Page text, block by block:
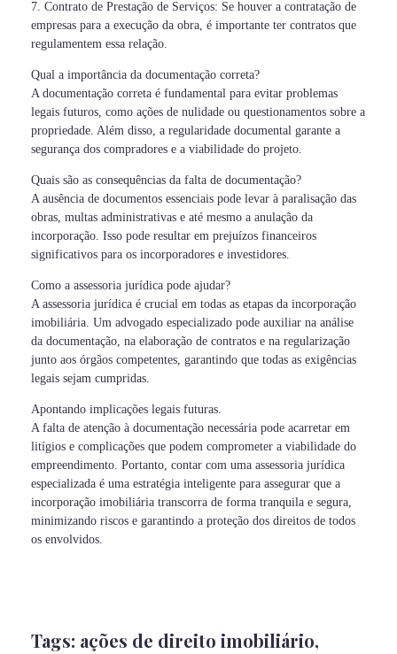
7. Contrato de Prestação de Serviços: Se houver a contratação de
empresas para a execução da obra, é importante ter contratos que
regulamentem essa relação.
Qual a importância da documentação correta?
A documentação correta é fundamental para evitar problemas
legais futuros, como ações de nulidade ou questionamentos sobre a
propriedade. Além disso, a regularidade documental garante a
segurança dos compradores e a viabilidade do projeto.
Quais são as consequências da falta de documentação?
A ausência de documentos essenciais pode levar à paralisação das
obras, multas administrativas e até mesmo a anulação da
incorporação. Isso pode resultar em prejuízos financeiros
significativos para os incorporadores e investidores.
Como a assessoria jurídica pode ajudar?
A assessoria jurídica é crucial em todas as etapas da incorporação
imobiliária. Um advogado especializado pode auxiliar na análise
da documentação, na elaboração de contratos e na regularização
junto aos órgãos competentes, garantindo que todas as exigências
legais sejam cumpridas.
Apontando implicações legais futuras.
A falta de atenção à documentação necessária pode acarretar em
litígios e complicações que podem comprometer a viabilidade do
empreendimento. Portanto, contar com uma assessoria jurídica
especializada é uma estratégia inteligente para assegurar que a
incorporação imobiliária transcorra de forma tranquila e segura,
minimizando riscos e garantindo a proteção dos direitos de todos
os envolvidos.
Tags: ações de direito imobiliário,